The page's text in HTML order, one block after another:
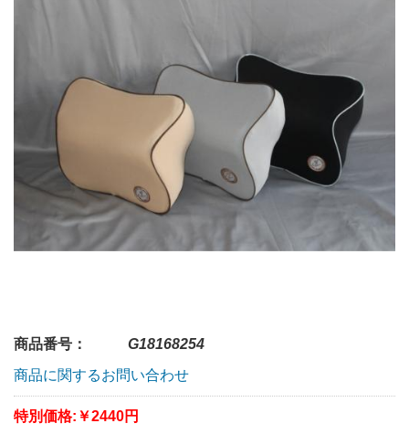
商品番号：
G18168254
商品に関するお問い合わせ
特別価格: ￥2440円